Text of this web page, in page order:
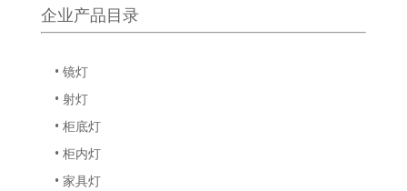
企业产品目录
• 镜灯
• 射灯
• 柜底灯
• 柜内灯
• 家具灯